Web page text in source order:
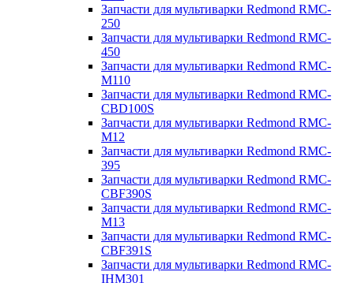
Запчасти для мультиварки Redmond RMC-
250
Запчасти для мультиварки Redmond RMC-
450
Запчасти для мультиварки Redmond RMC-
M110
Запчасти для мультиварки Redmond RMC-
CBD100S
Запчасти для мультиварки Redmond RMC-
M12
Запчасти для мультиварки Redmond RMC-
395
Запчасти для мультиварки Redmond RMC-
CBF390S
Запчасти для мультиварки Redmond RMC-
M13
Запчасти для мультиварки Redmond RMC-
CBF391S
Запчасти для мультиварки Redmond RMC-
IHM301